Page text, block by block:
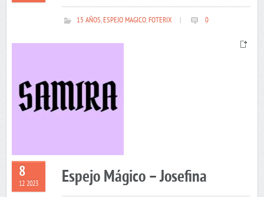
15 AÑOS,ESPEJO MAGICO,FOTERIX 0
8
12 2023 Espejo Mágico – Josefina